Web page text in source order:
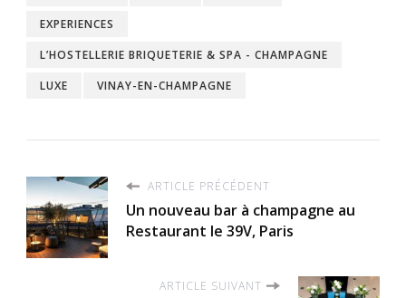
EXPERIENCES
L’HOSTELLERIE BRIQUETERIE & SPA - CHAMPAGNE
LUXE
VINAY-EN-CHAMPAGNE
ARTICLE PRÉCÉDENT
Un nouveau bar à champagne au
Restaurant le 39V, Paris
ARTICLE SUIVANT